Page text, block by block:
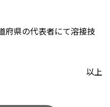
県の代表者にて溶接技
以上